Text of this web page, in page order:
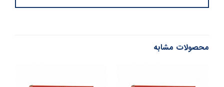
محصولات مشابه